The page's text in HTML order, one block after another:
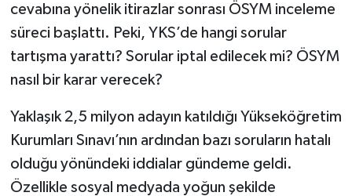
cevabına yönelik itirazlar sonrası ÖSYM inceleme
süreci başlattı. Peki, YKS’de hangi sorular
tartışma yarattı? Sorular iptal edilecek mi? ÖSYM
nasıl bir karar verecek?
Yaklaşık 2,5 milyon adayın katıldığı Yükseköğretim
Kurumları Sınavı’nın ardından bazı soruların hatalı
olduğu yönündeki iddialar gündeme geldi.
Özellikle sosyal medyada yoğun şekilde